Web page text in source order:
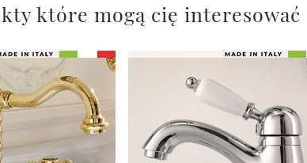
które mogą cię interesować